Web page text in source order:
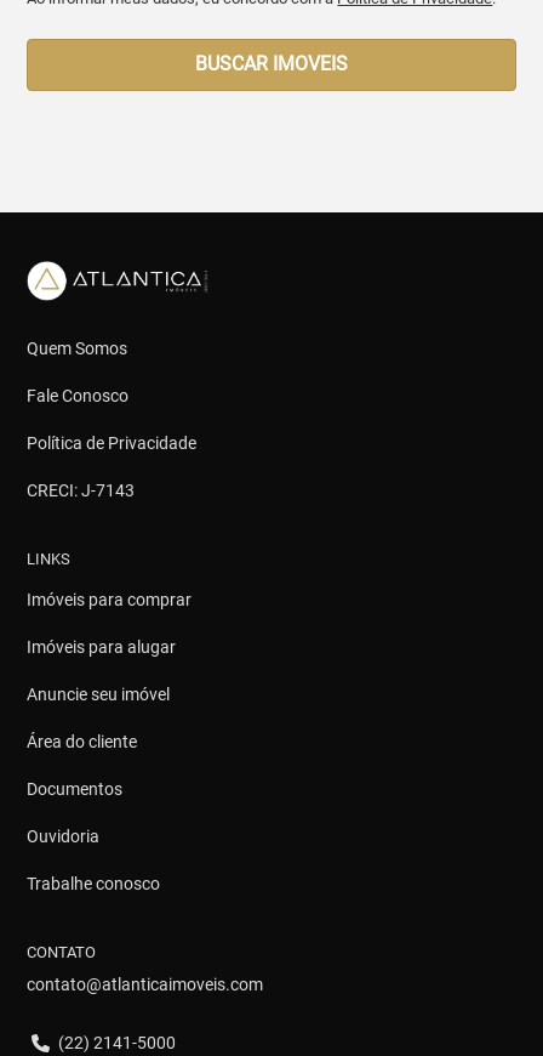
BUSCAR IMOVEIS
Quem Somos
Fale Conosco
Política de Privacidade
CRECI: J-7143
LINKS
Imóveis para comprar
Imóveis para alugar
Anuncie seu imóvel
Área do cliente
Documentos
Ouvidoria
Trabalhe conosco
CONTATO
contato@atlanticaimoveis.com
(22) 2141-5000